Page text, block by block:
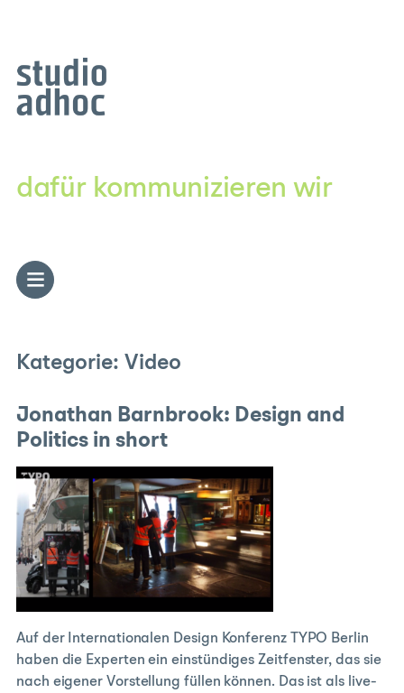
dafür kommunizieren wir
Kategorie: Video
Jonathan Barnbrook: Design and
Politics in short
Auf der Internationalen Design Konferenz TYPO Berlin
haben die Experten ein einstündiges Zeitfenster, das sie
nach eigener Vorstellung füllen können. Das ist als live-